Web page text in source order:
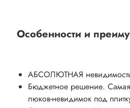
Особенности и
АБСОЛЮТНАЯ
Бюджетное решение.
люков-невидимок под